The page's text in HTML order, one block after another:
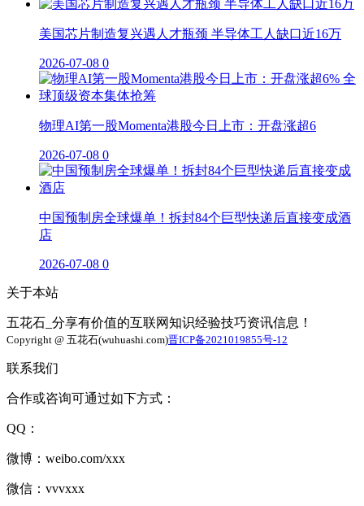
美国芯片制造复兴遇人才瓶颈 半导体工人缺口近16万
2026-07-08 0
物理AI第一股Momenta港股今日上市：开盘涨超6
2026-07-08 0
中国预制房全球爆单！拆封84个巨型快递后直接变成酒
店
2026-07-08 0
关于本站
五花石_分享有价值的互联网知识经验技巧资讯信息！
Copyright @ 五花石(wuhuashi.com)晋ICP备2021019855号-12
联系我们
合作或咨询可通过如下方式：
QQ：
微博：weibo.com/xxx
微信：vvvxxx